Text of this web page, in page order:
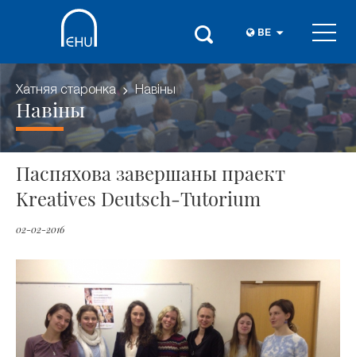
BE
Хатняя старонка Навіны
Навіны
Паспяхова завершаны праект
Kreatives Deutsch-Tutorium
02-02-2016